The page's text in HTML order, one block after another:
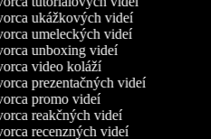
ukážkových videí
umeleckých videí
unboxing videí
video koláží
prezentačných videí
promo videí
reakčných videí
recenzných videí